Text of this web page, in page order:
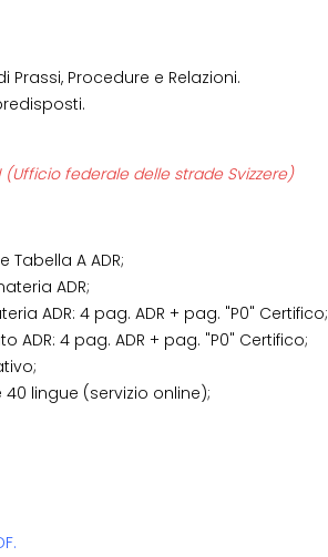
Procedure e Relazioni.
federale delle strade Svizzere)
A ADR;
ADR;
ADR: 4 pag. ADR + pag. "P0" Certifico;
4 pag. ADR + pag. "P0" Certifico;
lingue (servizio online);